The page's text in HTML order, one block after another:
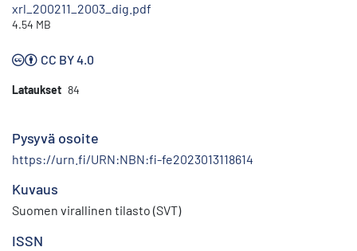
xrl_200211_2003_dig.pdf
4.54 MB
CC BY 4.0
Lataukset 84
Pysyvä osoite
https://urn.fi/URN:NBN:fi-fe2023013118614
Kuvaus
Suomen virallinen tilasto (SVT)
ISSN